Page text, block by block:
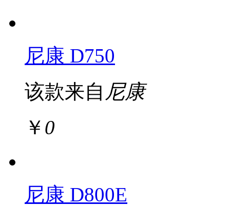
尼康 D750
该款来自 尼康
￥ 0
尼康 D800E